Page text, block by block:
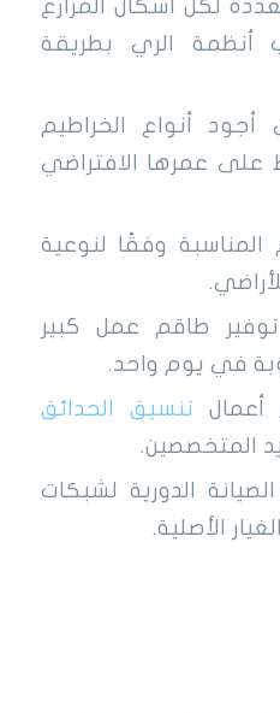
لكل أشكال المزارع
أنظمة الري بطريقة
أجود أنواع الخراطيم
على عمرها الافتراضي
المناسبة وفقًا لنوعية
طاقم عمل كبير
في يوم واحد.
أعمال
تنسيق الحدائق
المتخصصين.
الدورية لشبكات
الأصلية.